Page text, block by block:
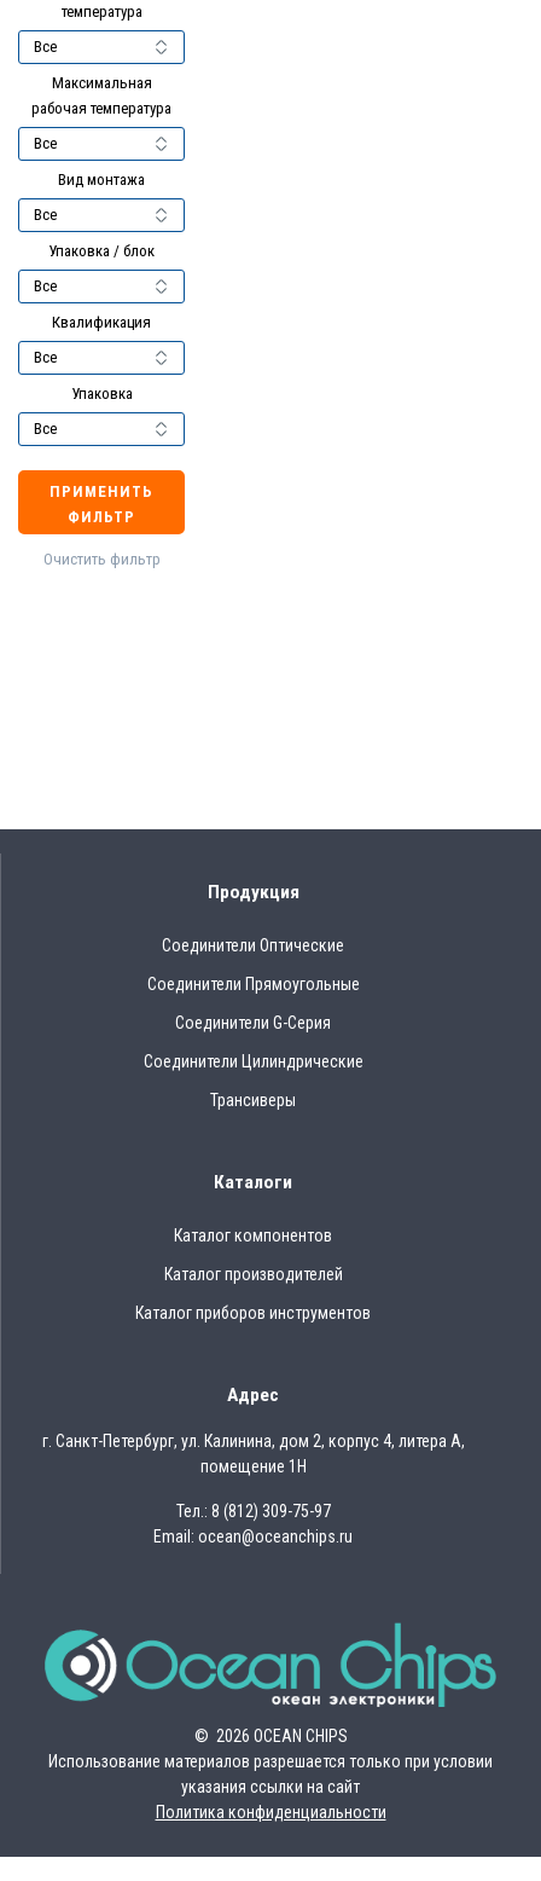
температура
Максимальная
рабочая температура
Вид монтажа
Упаковка / блок
Квалификация
Упаковка
ПРИМЕНИТЬ
ФИЛЬТР
Очистить фильтр
Продукция
Соединители Оптические
Соединители Прямоугольные
Соединители G-Серия
Соединители Цилиндрические
Трансиверы
Каталоги
Каталог компонентов
Каталог производителей
Каталог приборов инструментов
Адрес
г. Санкт-Петербург, ул. Калинина, дом 2, корпус 4, литера А,
помещение 1Н
Тел.: 8 (812) 309-75-97
Email: ocean@oceanchips.ru
© 2026 OCEAN CHIPS
Использование материалов разрешается только при условии
указания ссылки на сайт
Политика конфиденциальности